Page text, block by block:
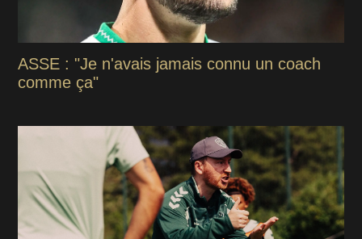
ASSE : "Je n'avais jamais connu un coach
comme ça"